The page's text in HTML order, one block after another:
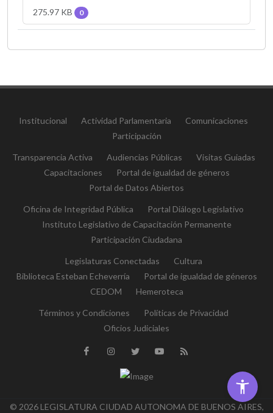
275.97 KB 0
Institucional Actividad Parlamentaria
Comunicaciones
Participación
Transparencia Activa Audiencias Públicas
Visitas Guiadas
Capacitaciones
Portal de igualdad de géneros
Portal de Datos Abiertos
Oficina de Integridad Pública
Portal Diálogo Legislativo
Instituto Legislativo de Capacitación Permanente
Participación Ciudadana
Legislaturas Conectadas
Cultura
Biblioteca Esteban Echeverría
Portal de igualdad de géneros
CEDOM
Hemeroteca
Términos y Condiciones
Políticas de Privacidad
Oficios Judiciales
© 2026 LEGISLATURA CIUDAD AUTONOMA DE BUENOS AIRES,